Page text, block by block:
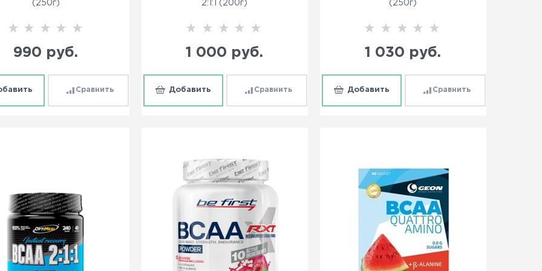
(250г)
990 руб.
Сравнить
2:1:1 (200г)
1 000 руб.
Добавить Сравнить
(250г)
1 030 руб.
Добавить Сравнить